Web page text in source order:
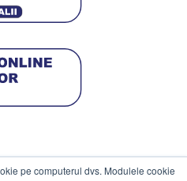
pe computerul dvs. Modulele cookie